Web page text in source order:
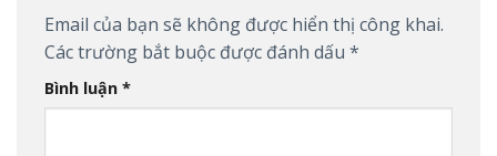
Email của bạn sẽ không được hiển thị công khai.
Các trường bắt buộc được đánh dấu *
Bình luận *